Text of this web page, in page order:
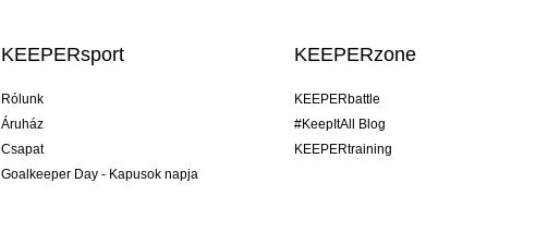
KEEPERsport
Rólunk
Áruház
Csapat
Goalkeeper Day - Kapusok napja
KEEPERzone
KEEPERbattle
#KeepItAll Blog
KEEPERtraining